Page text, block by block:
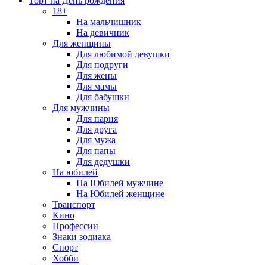
18+
На мальчишник
На девичник
Для женщины
Для любимой девушки
Для подруги
Для жены
Для мамы
Для бабушки
Для мужчины
Для парня
Для друга
Для мужа
Для папы
Для дедушки
На юбилей
На Юбилей мужчине
На Юбилей женщине
Транспорт
Кино
Профессии
Знаки зодиака
Спорт
Хобби